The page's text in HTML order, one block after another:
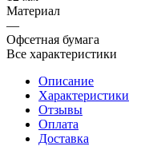
Материал
—
Офсетная бумага
Все характеристики
Описание
Характеристики
Отзывы
Оплата
Доставка